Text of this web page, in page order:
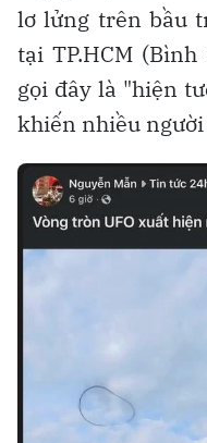
lơ lửng trên bầu
tại TP.HCM
gọi đây là "hiện
khiến nhiều người